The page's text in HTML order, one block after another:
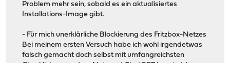
Problem mehr sein, sobald es ein aktualisiertes
Installations-Image gibt.
- Für mich unerklärliche Blockierung des Fritzbox-Netzes
Bei meinem ersten Versuch habe ich wohl irgendetwas
falsch gemacht doch selbst mit umfangreichsten